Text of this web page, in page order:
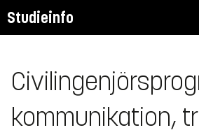
Studieinfo
kommunikation,